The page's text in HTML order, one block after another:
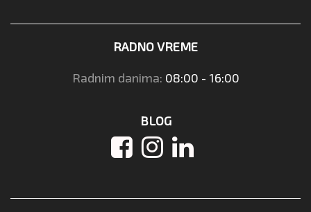
RADNO VREME
Radnim danima: 08:00 - 16:00
BLOG